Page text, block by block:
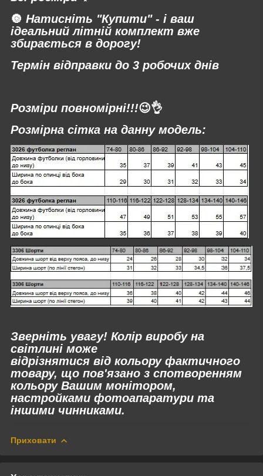
🔘 Натисніть "Купити" - і ваш
ідеальний літній комплект вже
збирається в дорогу!
Термін відправки до 3 робочих днів
Розміри повномірні!!!😉👌
Розмірна сітка на данну модель:
Зверніть увагу! Колір виробу на
світлині може
відрізнятися від кольору фактичного
товару, що пов'язано з спотворенням
кольору Вашим монітором,
настройками фотоапаратури та
іншими чинниками.
Приховати